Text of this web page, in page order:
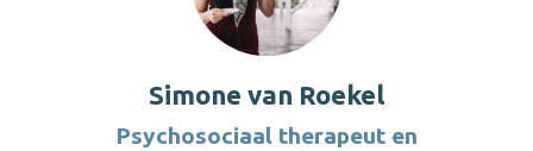
Simone van Roekel
Psychosociaal therapeut en